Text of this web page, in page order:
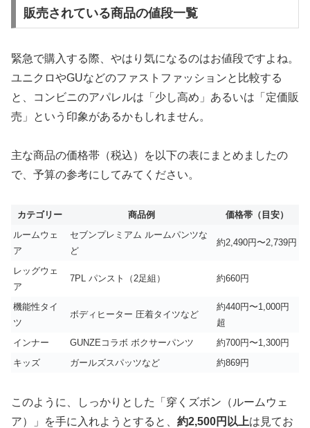
販売されている商品の値段一覧
緊急で購入する際、やはり気になるのはお値段ですよね。
ユニクロやGUなどのファストファッションと比較する
と、コンビニのアパレルは「少し高め」あるいは「定価販
売」という印象があるかもしれません。
主な商品の価格帯（税込）を以下の表にまとめましたの
で、予算の参考にしてみてください。
カテゴリー 商品例
価格帯（目安）
ルームウェ
ア
セブンプレミアム ルームパンツな
ど
約2,490円〜2,739円
レッグウェ
ア
7PL パンスト（2足組） 約660円
機能性タイ
ツ
ボディヒーター 圧着タイツなど
約440円〜1,000円
超
インナー
GUNZEコラボ ボクサーパンツ
約700円〜1,300円
キッズ
ガールズスパッツなど 約869円
このように、しっかりとした「穿くズボン（ルームウェ
ア）」を手に入れようとすると、 約2,500円以上は見てお